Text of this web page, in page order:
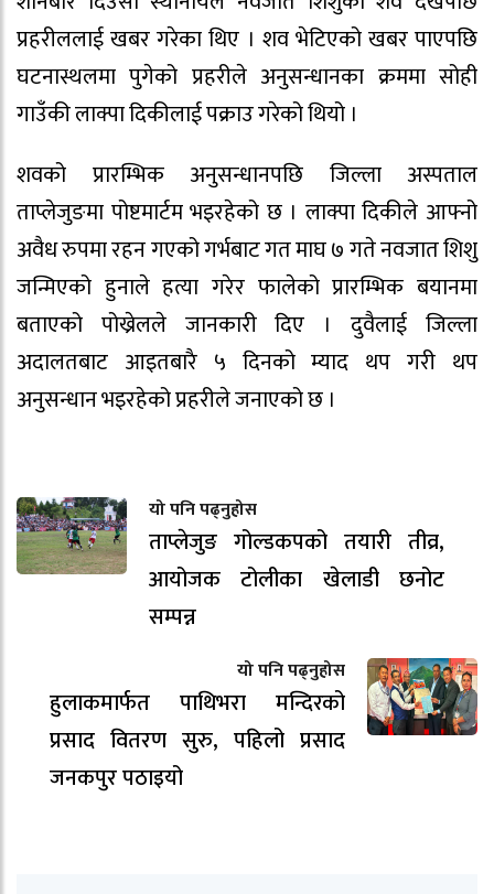
प्रहरीललाई खबर गरेका थिए । शव भेटिएको खबर पाएपछि
घटनास्थलमा पुगेको प्रहरीले अनुसन्धानका क्रममा सोही
गाउँकी लाक्पा दिकीलाई पक्राउ गरेको थियो ।
शवको प्रारम्भिक अनुसन्धानपछि जिल्ला अस्पताल
ताप्लेजुङमा पोष्टमार्टम भइरहेको छ । लाक्पा दिकीले आफ्नो
अवैध रुपमा रहन गएको गर्भबाट गत माघ ७ गते नवजात शिशु
जन्मिएको हुनाले हत्या गरेर फालेको प्रारम्भिक बयानमा
बताएको पोख्रेलले जानकारी दिए । दुवैलाई जिल्ला
अदालतबाट आइतबारै ५ दिनको म्याद थप गरी थप
अनुसन्धान भइरहेको प्रहरीले जनाएको छ ।
यो पनि पढ्नुहोस
ताप्लेजुङ गोल्डकपको तयारी तीव्र,
आयोजक टोलीका खेलाडी छनोट
सम्पन्न
यो पनि पढ्नुहोस
हुलाकमार्फत पाथिभरा मन्दिरको
प्रसाद वितरण सुरु, पहिलो प्रसाद
जनकपुर पठाइयो